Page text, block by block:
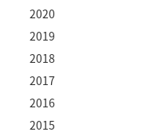
2020
2019
2018
2017
2016
2015